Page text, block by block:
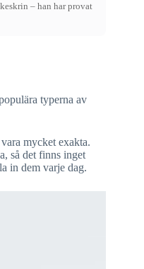
– han har provat
typerna av
mycket exakta.
så det finns inget
in dem varje dag.